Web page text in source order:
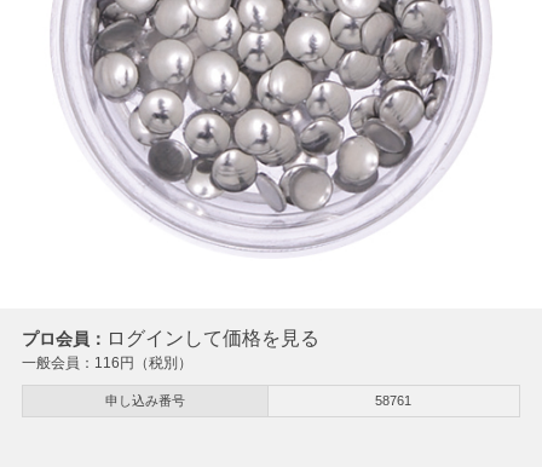
プロ会員： ログインして価格を見る
一般会員： 116円（税別）
申し込み番号 58761